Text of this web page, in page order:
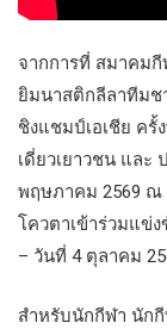
จากการที่ สมาคม
ยิมนาสติกลีลาทีมช
ชิงแชมป์เอเชีย ครั้
เดี่ยวเยาวชน และ
พฤษภาคม 2569 ณ
โควตาเข้าร่วมแข่
– วันที่ 4 ตุลาคม
สำหรับนักกีฬา นัก